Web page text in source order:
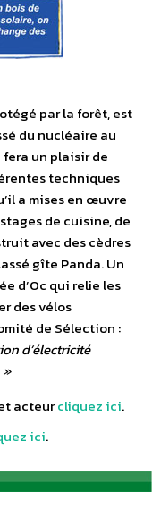
par la forêt, est
du nucléaire au
un plaisir de
techniques
a mises en œuvre
de cuisine, de
avec des cèdres
gîte Panda. Un
d’Oc qui relie les
des vélos
de Sélection :
d’électricité
acteurcliquez ici.
ici.